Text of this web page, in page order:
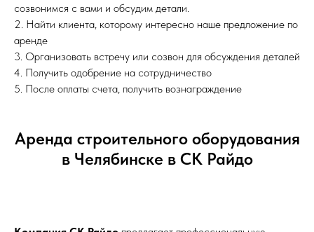
созвонимся с вами и обсудим детали.
2. Найти клиента, которому интересно наше предложение по
аренде
3. Организовать встречу или созвон для обсуждения деталей
4. Получить одобрение на сотрудничество
5. После оплаты счета, получить вознаграждение
Аренда строительного оборудования
в Челябинске в СК Райдо